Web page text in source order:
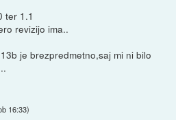
ter 1.1
revizijo ima..
je brezpredmetno,saj mi ni bilo
16:33)